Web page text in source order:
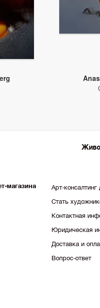
магазина
Арт-
Стать
Контактная
Юридическая
Доставка и
Вопрос-ответ